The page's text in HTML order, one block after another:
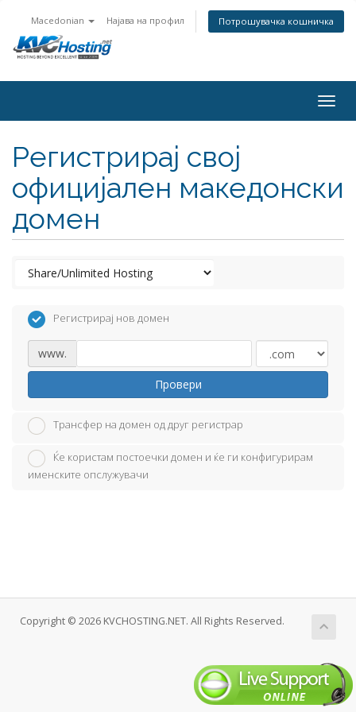
Macedonian Најава на профил Потрошувачка кошничка
Регистрирај свој
официјален македонски
домен
Регистрирај нов домен
www.
Провери
Трансфер на домен од друг регистрар
Ќе користам постоечки домен и ќе ги конфигурирам
именските опслужувачи
Copyright © 2026 KVCHOSTING.NET. All Rights Reserved.